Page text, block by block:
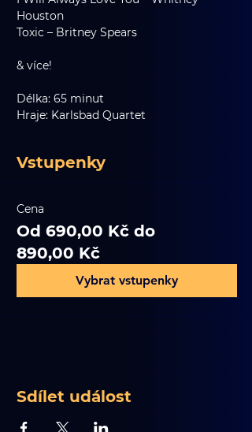
Houston
Toxic – Britney Spears
& více!
Délka: 65 minut
Hraje: Karlsbad Quartet
Vstupenky
Cena
Od 690,00 Kč do
890,00 Kč
Vybrat vstupenky
Sdílet událost